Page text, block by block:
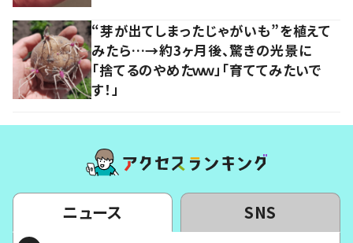
“芽が出てしまったじゃがいも”を植えて
みたら…→約3ヶ月後、驚きの光景に
「捨てるのやめたｗｗ」「育ててみたいで
す！」
ニュース SNS